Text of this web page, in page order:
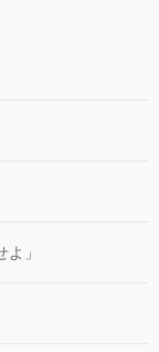
」